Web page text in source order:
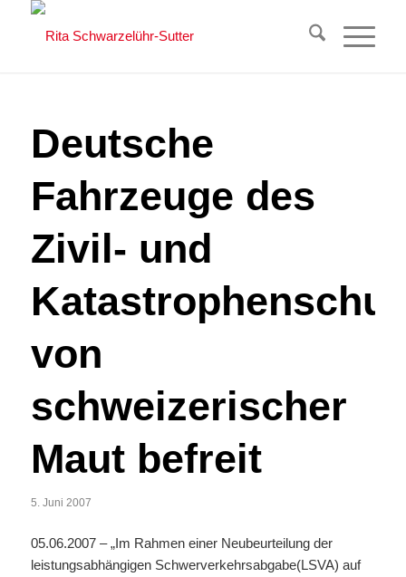
Deutsche
Fahrzeuge des
Zivil- und
von
schweizerischer
Maut befreit
5. Juni 2007
05.06.2007 – „Im Rahmen einer Neubeurteilung der
leistungsabhängigen Schwerverkehrsabgabe(LSVA) auf